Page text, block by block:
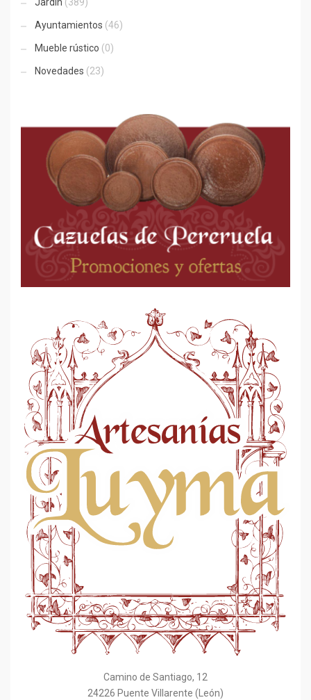
Jardín (389)
Ayuntamientos (46)
Mueble rústico (0)
Novedades (23)
Camino de Santiago, 12
24226 Puente Villarente (León)